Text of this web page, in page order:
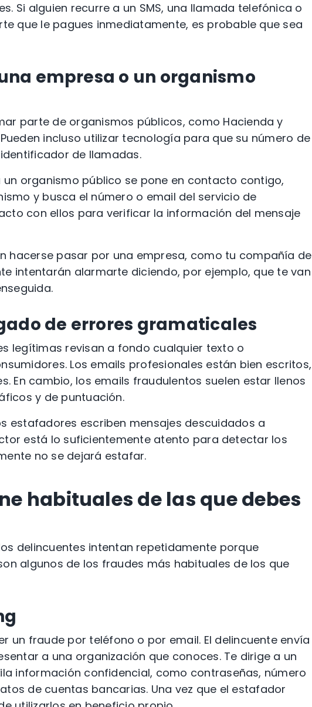
Si alguien recurre a un SMS, una llamada telefónica o
que le pagues inmediatamente, es probable que sea
empresa o un organismo
parte de organismos públicos, como Hacienda y
incluso utilizar tecnología para que su número de
de llamadas.
un organismo público se pone en contacto contigo,
y busca el número o email del servicio de
con ellos para verificar la información del mensaje
hacerse pasar por una empresa, como tu compañía de
intentarán alarmarte diciendo, por ejemplo, que te van
de errores gramaticales
legítimas revisan a fondo cualquier texto o
Los emails profesionales están bien escritos,
En cambio, los emails fraudulentos suelen estar llenos
y de puntuación.
estafadores escriben mensajes descuidados a
está lo suficientemente atento para detectar los
no se dejará estafar.
habituales de las que debes
delincuentes intentan repetidamente porque
algunos de los fraudes más habituales de los que
un fraude por teléfono o por email. El delincuente envía
a una organización que conoces. Te dirige a un
información confidencial, como contraseñas, número
de cuentas bancarias. Una vez que el estafador